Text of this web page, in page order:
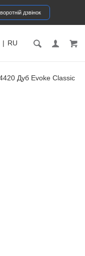
дзвінок
| RU
Дуб Evoke Classic